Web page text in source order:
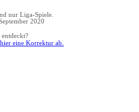
nur Liga-Spiele.
2020
entdeckt?
eine Korrektur ab.